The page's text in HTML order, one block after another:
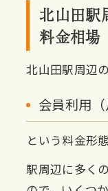
北山田駅
料金相場
北山田駅周辺
会員利用
という料金形
駅周辺に多く